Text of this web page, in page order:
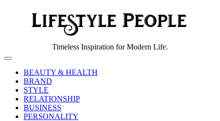
People
Timeless Inspiration for Modern Life.
Off
CanvasBEAUTY & HEALTH
BRAND
STYLE
RELATIONSHIP
BUSINESS
PERSONALITY